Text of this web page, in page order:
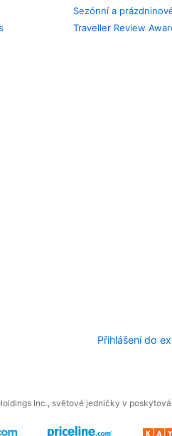
Sezónní a
Traveller Review
Přihlášení do
Inc., světové jedničky v